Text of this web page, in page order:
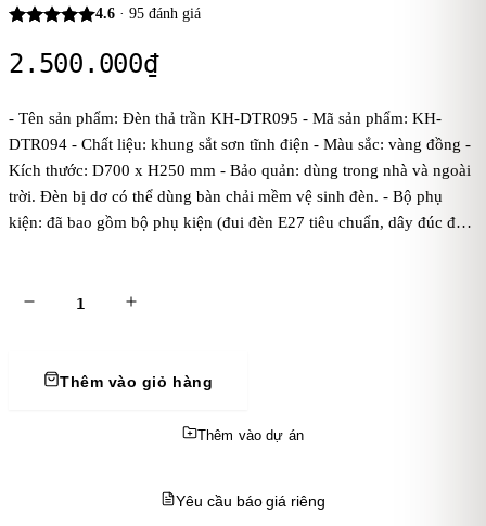
4.6 · 95 đánh giá
2.500.000₫
- Tên sản phẩm: Đèn thả trần KH-DTR095 - Mã sản phẩm: KH-
DTR094 - Chất liệu: khung sắt sơn tĩnh điện - Màu sắc: vàng đồng -
Kích thước: D700 x H250 mm - Bảo quản: dùng trong nhà và ngoài
trời. Đèn bị dơ có thể dùng bàn chải mềm vệ sinh đèn. - Bộ phụ
kiện: đã bao gồm bộ phụ kiện (đui đèn E27 tiêu chuẩn, dây đúc đen
áp: dòng điện 220V
Thêm vào giỏ hàng
Thêm vào dự án
Yêu cầu báo giá riêng